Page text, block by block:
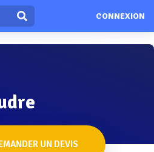
CONNEXION
UN DEVIS